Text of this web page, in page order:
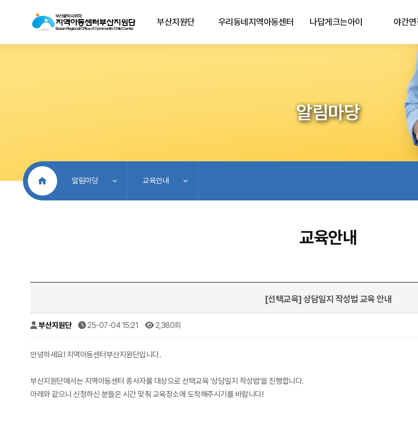
부산지원단 우리동네지역아동센터 나답게크는아이 야간
알림마당
처음으로알림마당 교육안내
교육안내
[선택교육] 상담일지 작성법 교육 안내
부산지원단 25-07-04 15:21 2,380회
안녕하세요! 지역아동센터부산지원단입니다.
부산지원단에서는 지역아동센터 종사자를 대상으로 선택교육 '상담일지 작성법'을 진행합니다.
아래와 같으니 신청하신 분들은 시간 맞춰 교육장소에 도착해주시기를 바랍니다!